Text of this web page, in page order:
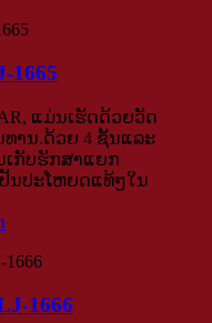
1665
ແມ່ນເຮັດດ້ວຍວັດ
ານ.ດ້ວຍ 4 ຊັ້ນແລະ
ເກັບຮັກສາແຍກ
ນປະໂຫຍດແທ້ໆໃນ
1666